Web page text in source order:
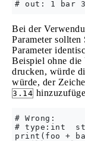
Bei der
Parameter sollten
Parameter
Beispiel ohne
drucken, würde
würde, der
3.14
# Wrong:
# type:int
print(foo +